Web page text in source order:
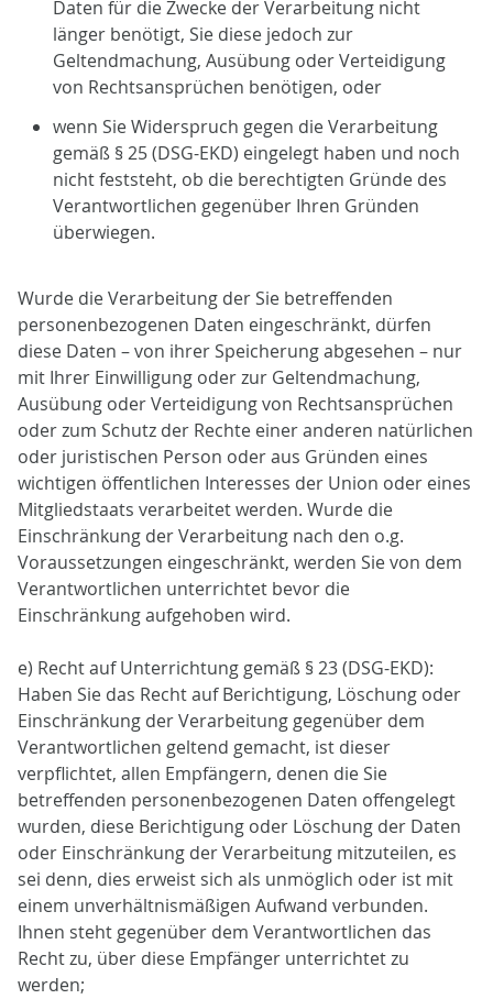
Daten für die Zwecke der Verarbeitung nicht
länger benötigt, Sie diese jedoch zur
Geltendmachung, Ausübung oder Verteidigung
von Rechtsansprüchen benötigen, oder
wenn Sie Widerspruch gegen die Verarbeitung
gemäß § 25 (DSG-EKD) eingelegt haben und noch
nicht feststeht, ob die berechtigten Gründe des
Verantwortlichen gegenüber Ihren Gründen
überwiegen.
Wurde die Verarbeitung der Sie betreffenden
personenbezogenen Daten eingeschränkt, dürfen
diese Daten – von ihrer Speicherung abgesehen – nur
mit Ihrer Einwilligung oder zur Geltendmachung,
Ausübung oder Verteidigung von Rechtsansprüchen
oder zum Schutz der Rechte einer anderen natürlichen
oder juristischen Person oder aus Gründen eines
wichtigen öffentlichen Interesses der Union oder eines
Mitgliedstaats verarbeitet werden. Wurde die
Einschränkung der Verarbeitung nach den o.g.
Voraussetzungen eingeschränkt, werden Sie von dem
Verantwortlichen unterrichtet bevor die
Einschränkung aufgehoben wird.
e) Recht auf Unterrichtung gemäß § 23 (DSG-EKD):
Haben Sie das Recht auf Berichtigung, Löschung oder
Einschränkung der Verarbeitung gegenüber dem
Verantwortlichen geltend gemacht, ist dieser
verpflichtet, allen Empfängern, denen die Sie
betreffenden personenbezogenen Daten offengelegt
wurden, diese Berichtigung oder Löschung der Daten
oder Einschränkung der Verarbeitung mitzuteilen, es
sei denn, dies erweist sich als unmöglich oder ist mit
einem unverhältnismäßigen Aufwand verbunden.
Ihnen steht gegenüber dem Verantwortlichen das
Recht zu, über diese Empfänger unterrichtet zu
werden;